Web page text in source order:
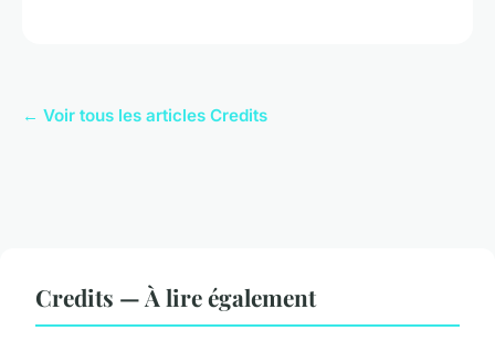
← Voir tous les articles Credits
Credits — À lire également